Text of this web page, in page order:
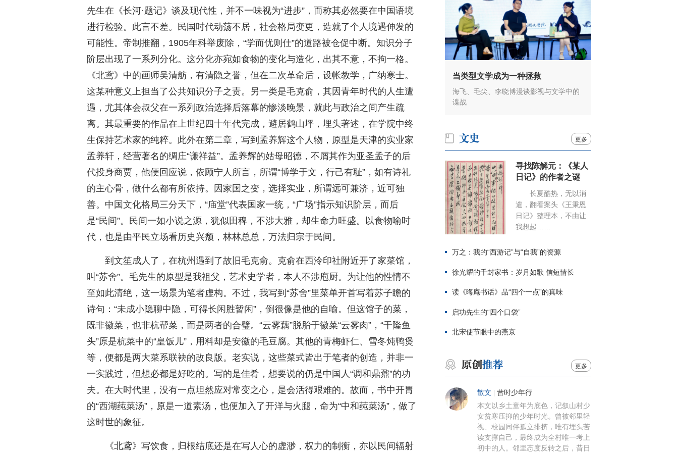
先生在《长河·题记》谈及现代性，并不一味视为“进步”，而称其必然要在中国语境
进行检验。此言不差。民国时代动荡不居，社会格局变更，造就了个人境遇伸发的
可能性。帝制推翻，1905年科举废除，“学而优则仕”的道路被仓促中断。知识分子
阶层出现了一系列分化。这分化亦宛如食物的变化与造化，出其不意，不拘一格。
《北鸢》中的画师吴清舫，有清隐之誉，但在二次革命后，设帐教学，广纳寒士。
这某种意义上担当了公共知识分子之责。另一类是毛克俞，其因青年时代的人生遭
遇，尤其体会叔父在一系列政治选择后落幕的惨淡晚景，就此与政治之间产生疏
离。其最重要的作品在上世纪四十年代完成，避居鹤山坪，埋头著述，在学院中终
生保持艺术家的纯粹。此外在第二章，写到孟养辉这个人物，原型是天津的实业家
孟养轩，经营著名的绸庄“谦祥益”。孟养辉的姑母昭德，不屑其作为亚圣孟子的后
代投身商贾，他便回应说，依顾宁人所言，所谓“博学于文，行己有耻”，如有诗礼
的主心骨，做什么都有所依持。因家国之变，选择实业，所谓远可兼济，近可独
善。中国文化格局三分天下，“庙堂”代表国家一统，“广场”指示知识阶层，而后
是“民间”。民间一如小说之源，犹似田稗，不涉大雅，却生命力旺盛。以食物喻时
代，也是由平民立场看历史兴颓，林林总总，万法归宗于民间。
到文笙成人了，在杭州遇到了故旧毛克俞。克俞在西泠印社附近开了家菜馆，
叫“苏舍”。毛先生的原型是我祖父，艺术史学者，本人不涉庖厨。为让他的性情不
至如此清绝，这一场景为笔者虚构。不过，我写到“苏舍”里菜单开首写着苏子瞻的
诗句：“未成小隐聊中隐，可得长闲胜暂闲”，倒很像是他的自喻。但这馆子的菜，
既非徽菜，也非杭帮菜，而是两者的合璧。“云雾藕”脱胎于徽菜“云雾肉”，“干隆鱼
头”原是杭菜中的“皇饭儿”，用料却是安徽的毛豆腐。其他的青梅虾仁、雪冬炖鸭煲
等，便都是两大菜系联袂的改良版。老实说，这些菜式皆出于笔者的创造，并非一
一实践过，但想必都是好吃的。写的是佳肴，想要说的仍是中国人“调和鼎鼐”的功
夫。在大时代里，没有一点坦然应对常变之心，是会活得艰难的。故而，书中开胃
的“西湖莼菜汤”，原是一道素汤，也便加入了开洋与火腿，命为“中和莼菜汤”，做了
这时世的象征。
《北鸢》写饮食，归根结底还是在写人心的虚渺，权力的制衡，亦以民间辐射
当类型文学成为一种拯救
海飞、毛尖、李晓博漫谈影视与文学中的
谍战
更多
寻找陈解元：《某人
日记》的作者之谜
长夏酷热，无以消
遣，翻看案头《王秉恩
日记》整理本，不由让
我想起……
万之：我的“西游记”与“自我”的资源
徐光耀的千封家书：岁月如歌 信短情长
读《晦庵书话》品“四个一点”的真味
启功先生的“四个口袋”
北宋使节眼中的燕京
更多
散文 昔时少年行
本文以乡土童年为底色，记叙山村少
女贫寒压抑的少年时光。曾被邻里轻
视、校园同伴孤立排挤，唯有埋头苦
读支撑自己，最终成为全村唯一考上
初中的人。邻里态度反转之后，昔日